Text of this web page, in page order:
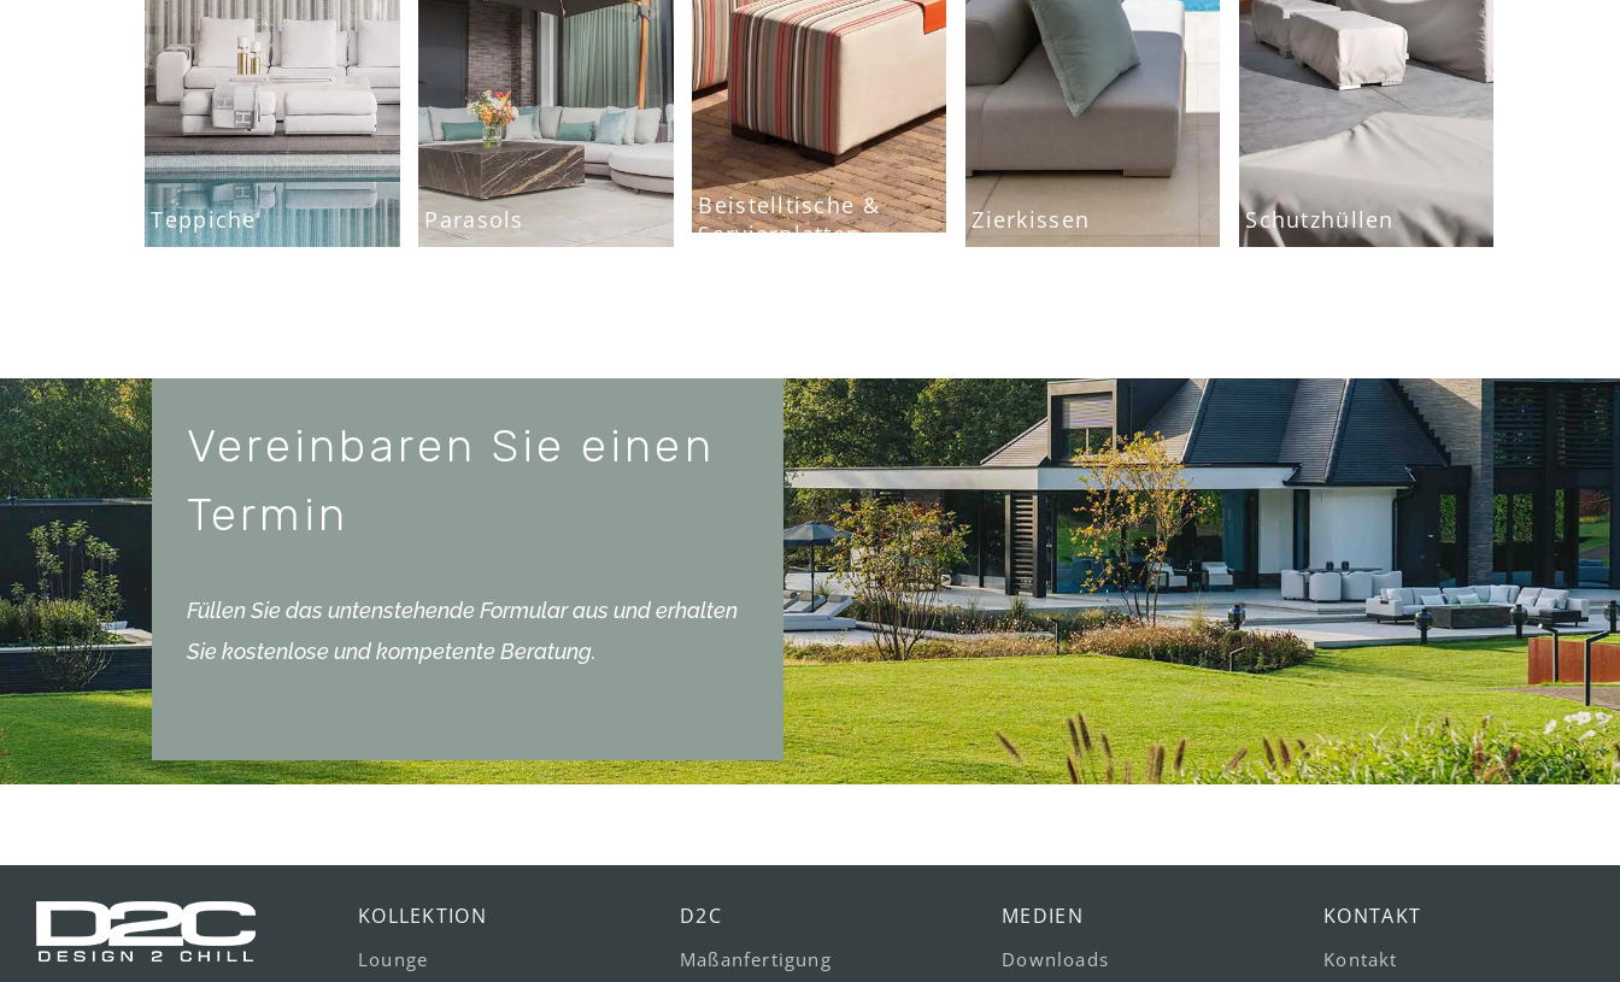
Teppiche Parasols
Beistelltische &
Servierplatten
Zierkissen Schutzhüllen
Vereinbaren Sie einen
Termin
Füllen Sie das untenstehende Formular aus und erhalten
Sie kostenlose und kompetente Beratung.
KOLLEKTION
Lounge
D2C
Maßanfertigung
MEDIEN
Downloads
KONTAKT
Kontakt